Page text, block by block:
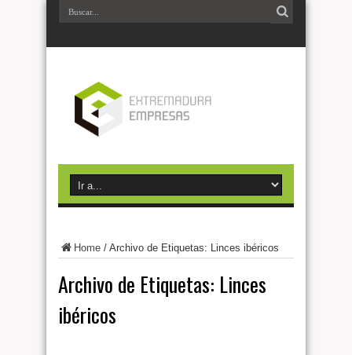
Home / Archivo de Etiquetas: Linces ibéricos
Archivo de Etiquetas: Linces
ibéricos